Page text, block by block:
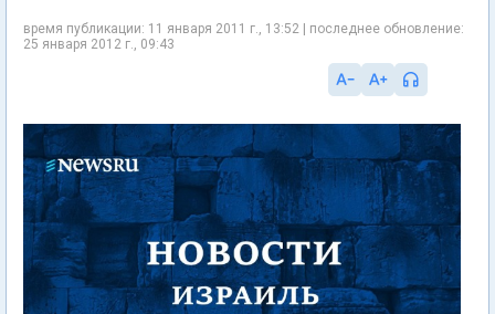
время публикации: 11 января 2011 г., 13:52 | последнее обновление:
25 января 2012 г., 09:43